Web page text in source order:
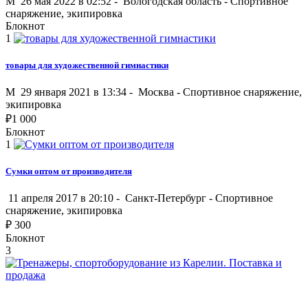
снаряжение, экипировка
Блокнот
1
товары для художественной гимнастики
M 29 января 2021 в 13:34 - Москва - Спортивное снаряжение,
экипировка
₽1 000
Блокнот
1
Сумки оптом от производителя
11 апреля 2017 в 20:10 - Санкт-Петербург - Спортивное
снаряжение, экипировка
₽ 300
Блокнот
3